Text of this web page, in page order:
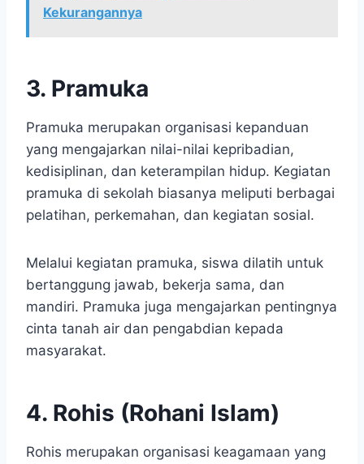
Kekurangannya
3. Pramuka
Pramuka merupakan organisasi kepanduan
yang mengajarkan nilai-nilai kepribadian,
kedisiplinan, dan keterampilan hidup. Kegiatan
pramuka di sekolah biasanya meliputi berbagai
pelatihan, perkemahan, dan kegiatan sosial.
Melalui kegiatan pramuka, siswa dilatih untuk
bertanggung jawab, bekerja sama, dan
mandiri. Pramuka juga mengajarkan pentingnya
cinta tanah air dan pengabdian kepada
masyarakat.
4. Rohis (Rohani Islam)
Rohis merupakan organisasi keagamaan yang